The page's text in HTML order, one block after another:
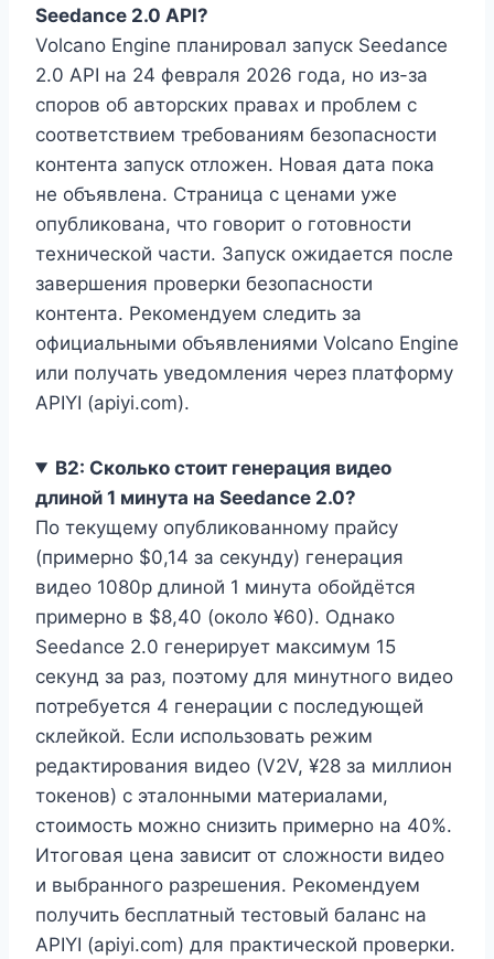
Seedance 2.0 API?
Volcano Engine планировал запуск Seedance
2.0 API на 24 февраля 2026 года, но из-за
споров об авторских правах и проблем с
соответствием требованиям безопасности
контента запуск отложен. Новая дата пока
не объявлена. Страница с ценами уже
опубликована, что говорит о готовности
технической части. Запуск ожидается после
завершения проверки безопасности
контента. Рекомендуем следить за
официальными объявлениями Volcano Engine
или получать уведомления через платформу
APIYI (apiyi.com).
В2: Сколько стоит генерация видео
длиной 1 минута на Seedance 2.0?
По текущему опубликованному прайсу
(примерно $0,14 за секунду) генерация
видео 1080p длиной 1 минута обойдётся
примерно в $8,40 (около ¥60). Однако
Seedance 2.0 генерирует максимум 15
секунд за раз, поэтому для минутного видео
потребуется 4 генерации с последующей
склейкой. Если использовать режим
редактирования видео (V2V, ¥28 за миллион
токенов) с эталонными материалами,
стоимость можно снизить примерно на 40%.
Итоговая цена зависит от сложности видео
и выбранного разрешения. Рекомендуем
получить бесплатный тестовый баланс на
APIYI (apiyi.com) для практической проверки.